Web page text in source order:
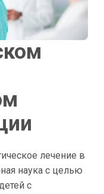
лечение в
наука с целью
с